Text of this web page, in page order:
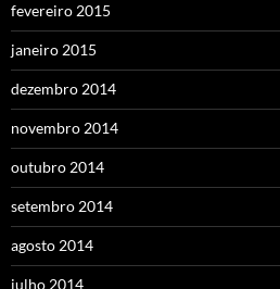
fevereiro 2015
janeiro 2015
dezembro 2014
novembro 2014
outubro 2014
setembro 2014
agosto 2014
julho 2014